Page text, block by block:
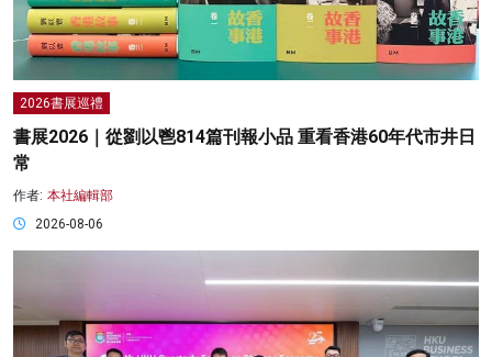
2026書展巡禮
書展2026｜從劉以鬯814篇刊報小品 重看香港60年代市井日
常
作者: 本社編輯部
2026-08-06